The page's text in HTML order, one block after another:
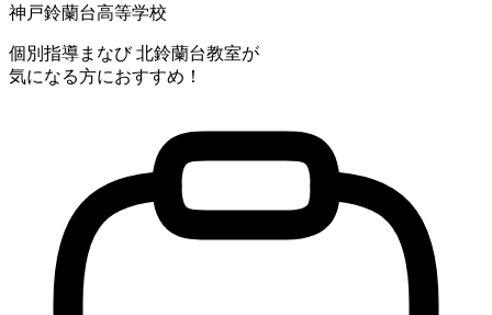
神戸鈴蘭台高等学校
個別指導まなび 北鈴蘭台教室が
気になる方におすすめ！